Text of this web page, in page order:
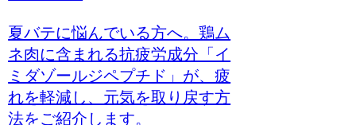
夏バテに悩んでいる方へ。鶏ム
ネ肉に含まれる抗疲労成分「イ
ミダゾールジペプチド」が、疲
れを軽減し、元気を取り戻す方
法をご紹介します。